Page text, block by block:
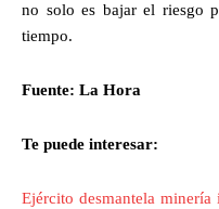
no solo es bajar el riesgo
tiempo.
Fuente: La Hora
Te puede interesar:
Ejército desmantela